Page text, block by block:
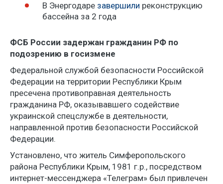
В Энергодаре завершили реконструкцию
бассейна за 2 года
ФСБ России задержан гражданин РФ по
подозрению в госизмене
Федеральной службой безопасности Российской
Федерации на территории Республики Крым
пресечена противоправная деятельность
гражданина РФ, оказывавшего содействие
украинской спецслужбе в деятельности,
направленной против безопасности Российской
Федерации.
Установлено, что житель Симферопольского
района Республики Крым, 1981 г.р., посредством
интернет-мессенджера «Телеграм» был привлечен